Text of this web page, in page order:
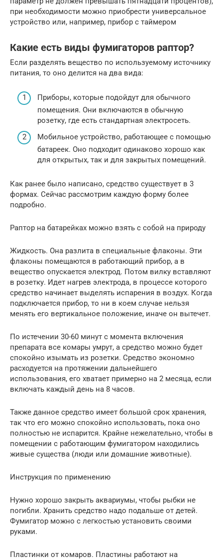
при необходимости можно приобрести универсальное
устройство или, например, прибор с таймером
Какие есть виды фумигаторов раптор?
Если разделять вещество по используемому источнику
питания, то оно делится на два вида:
Приборы, которые подойдут для обычного
помещения. Они включаются в обычную
розетку, где есть стандартная электросеть.
Мобильное устройство, работающее с помощью
батареек. Оно подходит одинаково хорошо как
для открытых, так и для закрытых помещений.
Как ранее было написано, средство существует в 3
формах. Сейчас рассмотрим каждую форму более
подробно.
Раптор на батарейках можно взять с собой на природу
Жидкость. Она разлита в специальные флаконы. Эти
флаконы помещаются в работающий прибор, а в
вещество опускается электрод. Потом вилку вставляют
в розетку. Идет нагрев электрода, в процессе которого
средство начинает выделять испарения в воздух. Когда
подключается прибор, то ни в коем случае нельзя
менять его вертикальное положение, иначе он вытечет.
По истечении 30-60 минут с момента включения
препарата все комары умрут, а средство можно будет
спокойно изымать из розетки. Средство экономно
расходуется на протяжении дальнейшего
использования, его хватает примерно на 2 месяца, если
включать каждый день на 8 часов.
Также данное средство имеет большой срок хранения,
так что его можно спокойно использовать, пока оно
полностью не испарится. Крайне нежелательно, чтобы в
помещении с работающим фумигатором находились
живые существа (люди или домашние животные).
Инструкция по применению
Нужно хорошо закрыть аквариумы, чтобы рыбки не
погибли. Хранить средство надо подальше от детей.
Фумигатор можно с легкостью установить своими
руками.
Пластинки от комаров. Пластины работают на